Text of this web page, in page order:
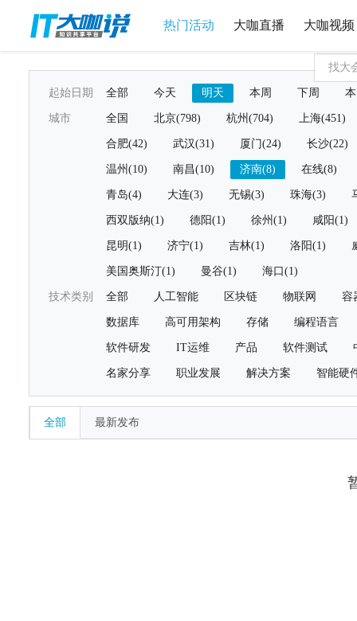
热门活动 大咖直播 大咖视频
起始日期 全部 今天 明天 本周 下周
城市 全国 北京(798) 杭州(704) 上海(451)
合肥(42) 武汉(31) 厦门(24) 长沙(22)
温州(10) 南昌(10) 济南(8) 在线(8)
青岛(4) 大连(3) 无锡(3) 珠海(3)
西双版纳(1) 德阳(1) 徐州(1) 咸阳(1)
昆明(1) 济宁(1) 吉林(1) 洛阳(1)
美国奥斯汀(1) 曼谷(1) 海口(1)
技术类别 全部 人工智能 区块链 物联网 容
数据库 高可用架构 存储 编程语言
软件研发 IT运维 产品 软件测试
名家分享 职业发展 解决方案 智能硬
全部 最新发布